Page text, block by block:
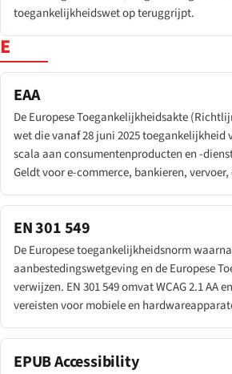
toegankelijkheidswet op teruggrijpt.
E
EAA
De Europese Toegankelijkheidsakte
wet die vanaf 28 juni 2025 toegankelijkheid
scala aan consumentenproducten en -
Geldt voor e-commerce, bankieren, vervoer,
EN 301 549
De Europese toegankelijkheidsnorm
aanbestedingswetgeving en de Europese
verwijzen. EN 301 549 omvat WCAG 2.1 AA
vereisten voor mobiele en
EPUB Accessibility